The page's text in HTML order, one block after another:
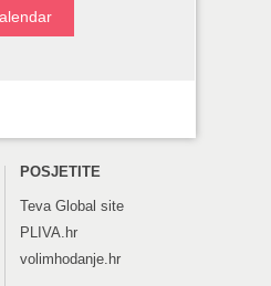
POSJETITE
Teva Global site
PLIVA.hr
volimhodanje.hr